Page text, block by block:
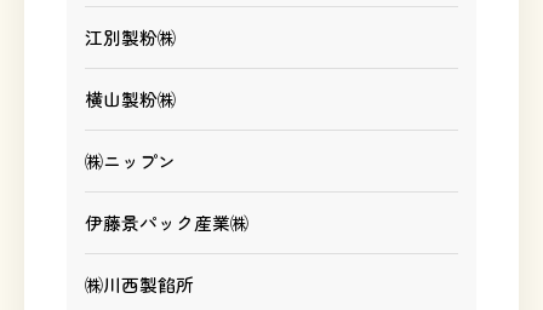
江別製粉㈱
横山製粉㈱
㈱ニップン
伊藤景パック産業㈱
㈱川西製餡所